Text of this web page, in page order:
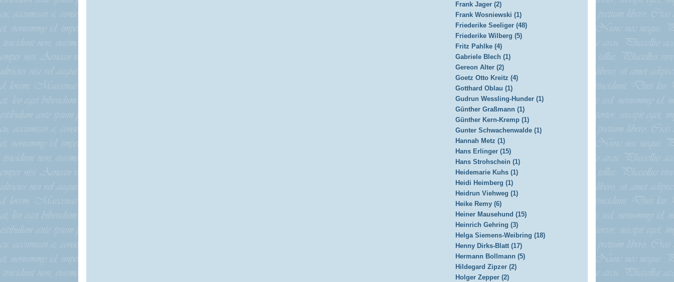
Frank Jager (2)
Frank Wosniewski (1)
Friederike Seeliger (48)
Friederike Wilberg (5)
Fritz Pahlke (4)
Gabriele Blech (1)
Gereon Alter (2)
Goetz Otto Kreitz (4)
Gotthard Oblau (1)
Gudrun Wessling-Hunder (1)
Günther Graßmann (1)
Günther Kern-Kremp (1)
Gunter Schwachenwalde (1)
Hannah Metz (1)
Hans Erlinger (15)
Hans Strohschein (1)
Heidemarie Kuhs (1)
Heidi Heimberg (1)
Heidrun Viehweg (1)
Heike Remy (6)
Heiner Mausehund (15)
Heinrich Gehring (3)
Helga Siemens-Weibring (18)
Henny Dirks-Blatt (17)
Hermann Bollmann (5)
Hildegard Zipzer (2)
Holger Zepper (2)